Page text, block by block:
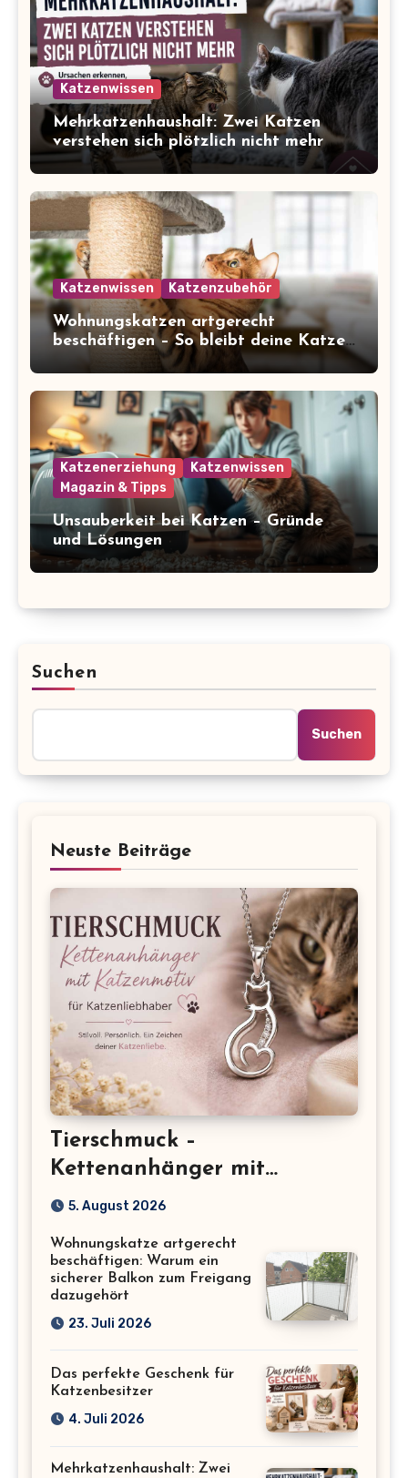
Katzenwissen
Mehrkatzenhaushalt: Zwei Katzen
verstehen sich plötzlich nicht mehr
Katzenwissen Katzenzubehör
Wohnungskatzen artgerecht
beschäftigen – So bleibt deine Katze
glücklich und gesund
Katzenerziehung
Katzenwissen
Magazin & Tipps
Unsauberkeit bei Katzen – Gründe
und Lösungen
Suchen
Suchen
Neuste Beiträge
Tierschmuck –
Kettenanhänger mit
Katzenmotiv für
5. August 2026
Wohnungskatze artgerecht
beschäftigen: Warum ein
sicherer Balkon zum Freigang
dazugehört
23. Juli 2026
Das perfekte Geschenk für
Katzenbesitzer
4. Juli 2026
Mehrkatzenhaushalt: Zwei